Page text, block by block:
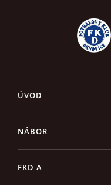
ÚVOD
NÁBOR
FKD A